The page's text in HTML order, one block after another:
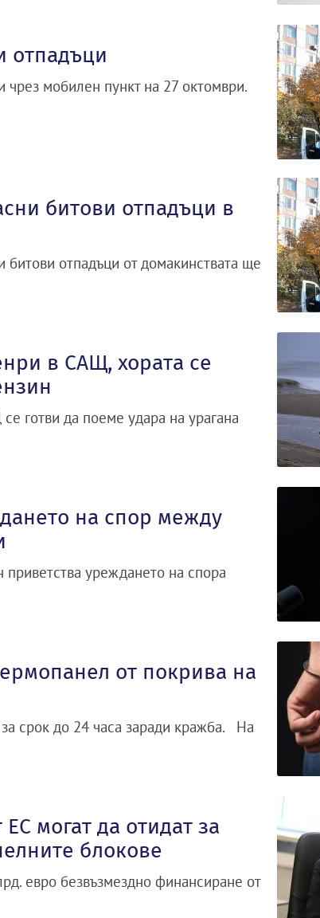
отпадъци
мобилен пункт на 27 октомври.
битови отпадъци в
отпадъци от домакинствата ще
в САЩ, хората се
готви да поеме удара на урагана
на спор между
уреждането на спора
от покрива на
срок до 24 часа заради кражба. На
могат да отидат за
блокове
евро безвъзмездно финансиране от